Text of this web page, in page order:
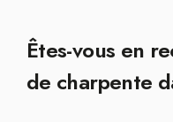
Êtes-vous en
de charpente